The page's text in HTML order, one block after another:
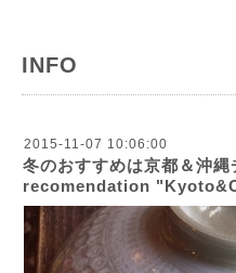
INFO
2015-11-07 10:06:00
冬のおすすめは京都＆沖
recomendation